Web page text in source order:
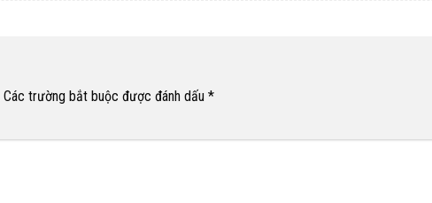
Các trường bắt buộc được đánh dấu *